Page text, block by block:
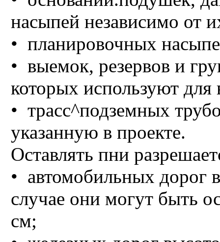
насыпей независимо от
• планировочных
• выемок, резервов и
которых используют для
• трасс^подземных
указанную в проекте.
Оставлять пни
• автомобильных дорог
случае они могут быть
см;